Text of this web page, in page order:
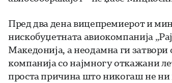
Пред два дена вицепремиерот и
нискобуџетната авиокомпанија
Македонија, а неодамна ги
компанија со најмногу откажани
проста причина што никогаш не ни